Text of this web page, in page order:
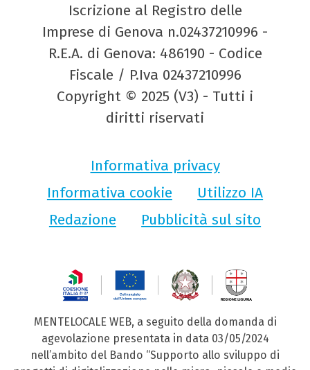
Iscrizione al Registro delle
Imprese di Genova n.02437210996 -
R.E.A. di Genova: 486190 - Codice
Fiscale / P.Iva 02437210996
Copyright © 2025 (V3) - Tutti i
diritti riservati
Informativa privacy
Informativa cookie
Utilizzo IA
Redazione
Pubblicità sul sito
MENTELOCALE WEB, a seguito della domanda di
agevolazione presentata in data 03/05/2024
nell’ambito del Bando “Supporto allo sviluppo di